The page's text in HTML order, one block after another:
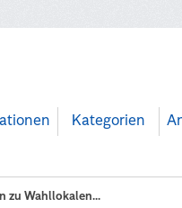
Kategorien
zu Wahllokalen...